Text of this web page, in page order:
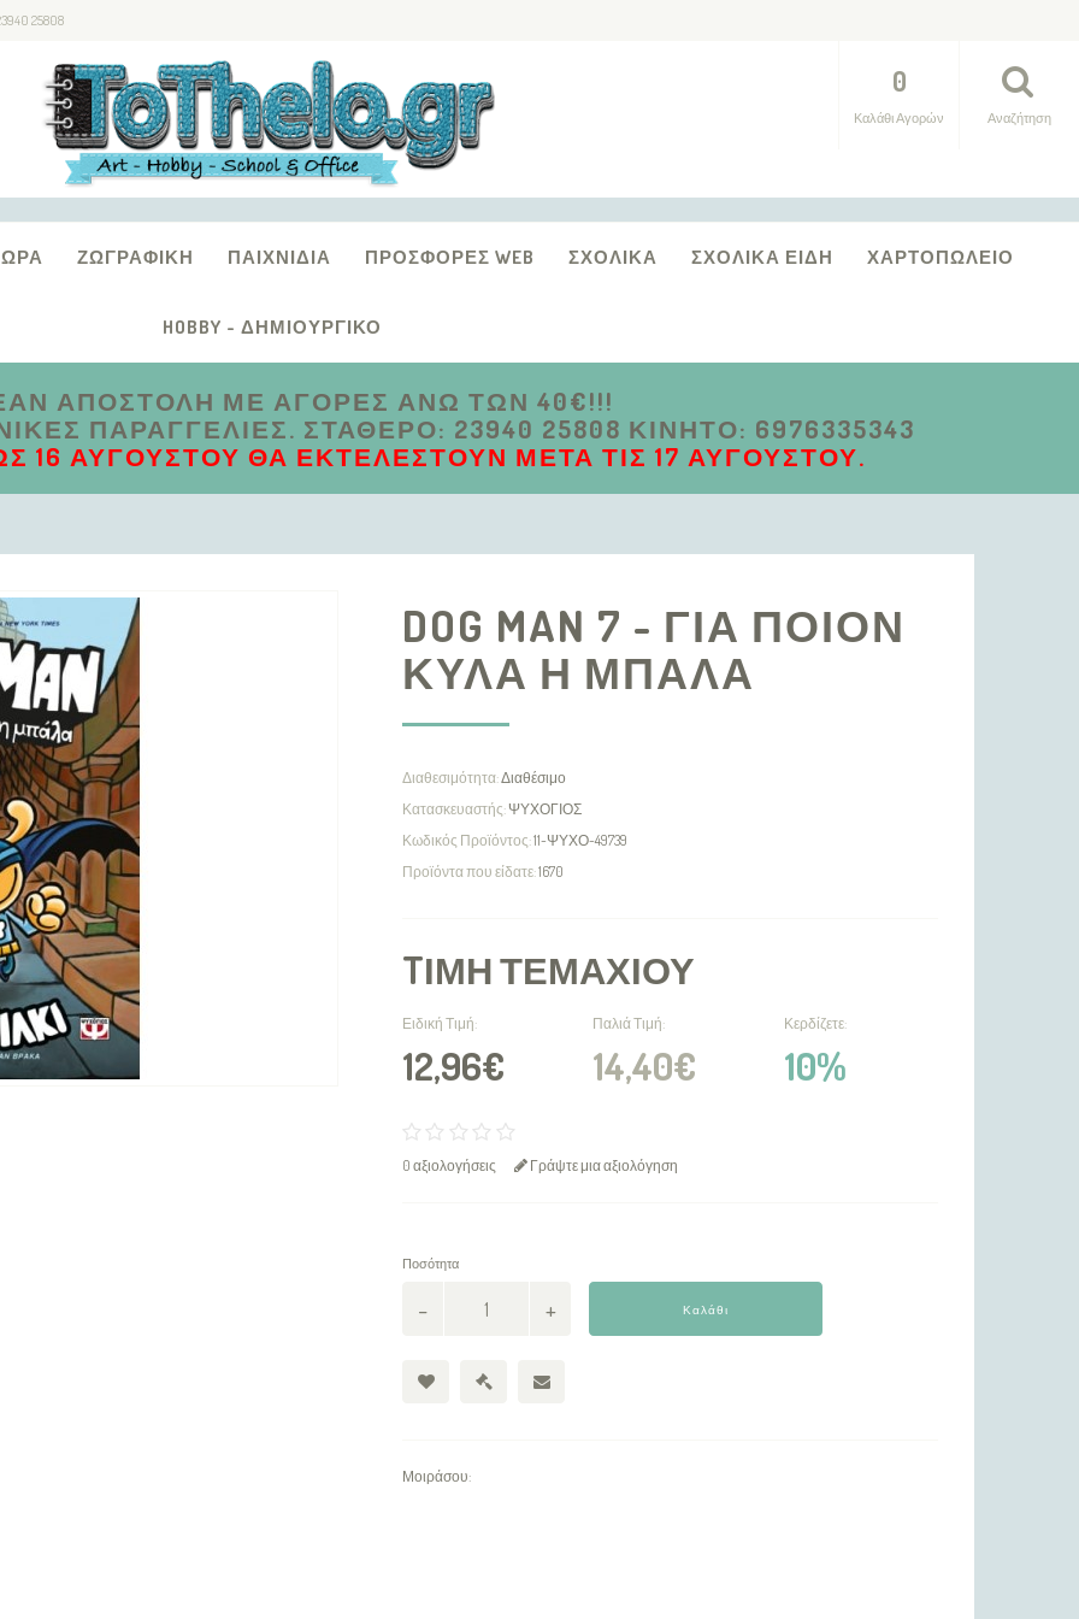
25808
Αναζήτηση
0
Καλάθι Αγορών
ΖΩΓΡΑΦΙΚΉ ΠΑΙΧΝΊΔΙΑ ΠΡΟΣΦΟΡΈΣ WEB ΣΧΟΛΙΚΆ ΣΧΟΛΙΚΆ ΕΊΔΗ ΧΑΡΤΟΠΩΛΕΊΟ
HOBBY - ΔΗΜΙΟΥΡΓΙΚΌ
ΑΠΟΣΤΟΛΗ ΜΕ ΑΓΟΡΕΣ ΑΝΩ ΤΩΝ 40€!!!
ΠΑΡΑΓΓΕΛΊΕΣ. ΣΤΑΘΕΡΌ: 23940 25808 ΚΙΝΗΤΌ: 6976335343
16 ΑΥΓΟΎΣΤΟΥ ΘΑ ΕΚΤΕΛΕΣΤΟΎΝ ΜΕΤΆ ΤΙΣ 17 ΑΥΓΟΎΣΤΟΥ.
DOG MAN 7 - ΓΙΑ ΠΟΙΟΝ
ΚΥΛΑ Η ΜΠΑΛΑ
Διαθεσιμότητα:Διαθέσιμο
Κατασκευαστής: ΨΥΧΟΓΙΟΣ
Κωδικός Προϊόντος:11-ΨΥΧΟ-49739
Προϊόντα που είδατε:1670
TΙΜΉ ΤΕΜΑΧΊΟΥ
Ειδική Τιμή:
12,96€
Παλιά Τιμή:
14,40€
Κερδίζετε:
10%
0 αξιολογήσεις Γράψτε μια αξιολόγηση
Ποσότητα
Καλάθι
Μοιράσου: